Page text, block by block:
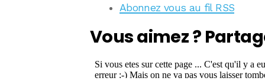
Abonnez vous au fil RSS
Vous aimez ?